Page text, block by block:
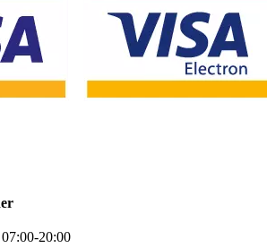
07:00-20:00